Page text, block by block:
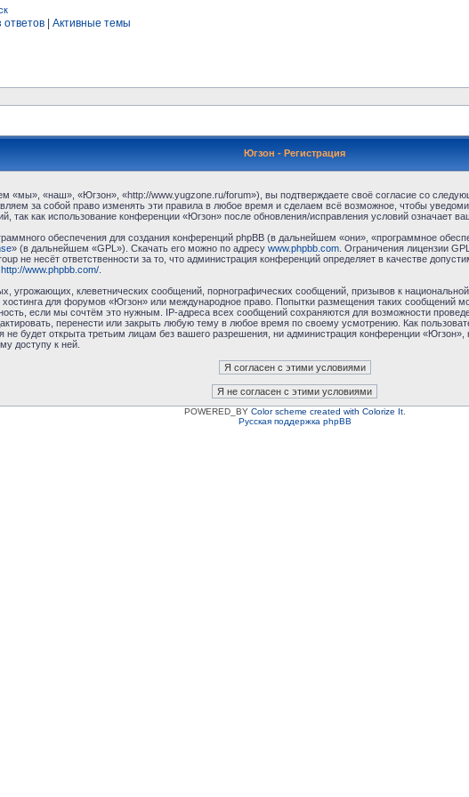
Активные темы
Югзон - Регистрация
«мы», «наш», «Югзон», «http://www.yugzone.ru/forum»), вы подтверждаете своё согласие со
за собой право изменять эти правила в любое время и сделаем всё возможное, чтобы
так как использование конференции «Югзон» после обновления/исправления условий означает
обеспечения для создания конференций phpBB (в дальнейшем «они», «программное
» (в дальнейшем «GPL»). Скачать его можно по адресу www.phpbb.com. Ограничения лицензии
не несёт ответственности за то, что администрация конференций определяет в качестве
http://www.phpbb.com/.
угрожающих, клеветнических сообщений, порнографических сообщений, призывов к
хостинга для форумов «Югзон» или международное право. Попытки размещения таких сообщений
если мы сочтём это нужным. IP-адреса всех сообщений сохраняются для возможности
перенести или закрыть любую тему в любое время по своему усмотрению. Как
будет открыта третьим лицам без вашего разрешения, ни администрация конференции «Югзон»,
доступу к ней.
POWERED_BY Color scheme created with Colorize It.
Русская поддержка phpBB